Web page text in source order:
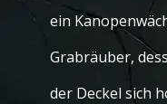
ein
Grabräuber,
der Deckel sich